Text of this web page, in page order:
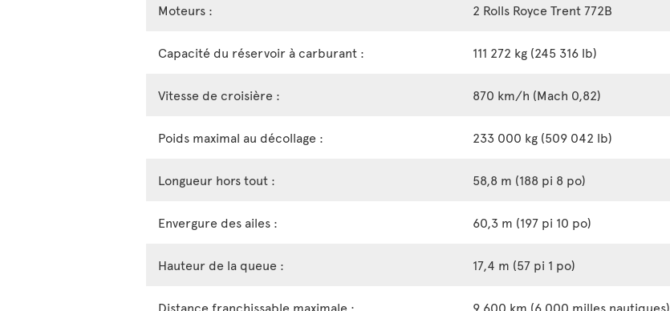
Moteurs : 2 Rolls Royce Trent 772B
Capacité du réservoir à carburant : 111 272 kg (245 316 lb)
Vitesse de croisière : 870 km/h (Mach 0,82)
Poids maximal au décollage : 233 000 kg (509 042 lb)
Longueur hors tout : 58,8 m (188 pi 8 po)
Envergure des ailes : 60,3 m (197 pi 10 po)
Hauteur de la queue : 17,4 m (57 pi 1 po)
Distance franchissable maximale : 9 600 km (6 000 milles nautiques)